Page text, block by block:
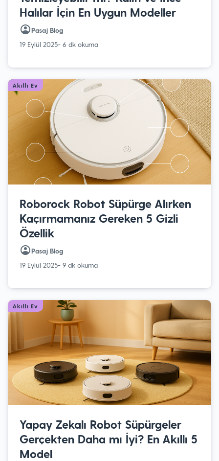
Halılar İçin En Uygun Modeller
Pasaj Blog
19 Eylül 2025- 6 dk okuma
Akıllı Ev
Roborock Robot Süpürge Alırken
Kaçırmamanız Gereken 5 Gizli
Özellik
Pasaj Blog
19 Eylül 2025- 9 dk okuma
Akıllı Ev
Yapay Zekalı Robot Süpürgeler
Gerçekten Daha mı İyi? En Akıllı 5
Model